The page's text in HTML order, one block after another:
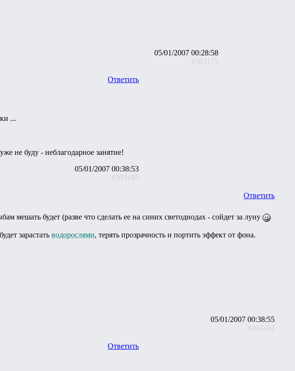
05/01/2007 00:28:58
#393175
Ответить
...
не буду - неблагодарное занятие!
05/01/2007 00:38:53
#393183
Ответить
мешать будет (разве что сделать ее на синих светодиодах - сойдет за луну
зарастать водорослями, терять прозрачность и портить эффект от фона.
05/01/2007 00:38:55
#393184
Ответить